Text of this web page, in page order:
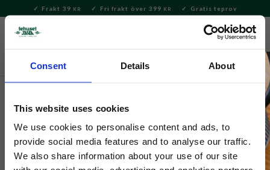
Consent Details About
This website uses cookies
We use cookies to personalise content and ads, to
provide social media features and to analyse our traffic.
We also share information about your use of our site
Meny
Frakt 39 KR Fri frakt över 399 KR Gratis teprov
Hem & Inredningsdetaljer
Mumin
Nyckelring Muminpappa